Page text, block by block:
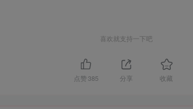
喜欢就支持一下吧
点赞 385 分享 收藏